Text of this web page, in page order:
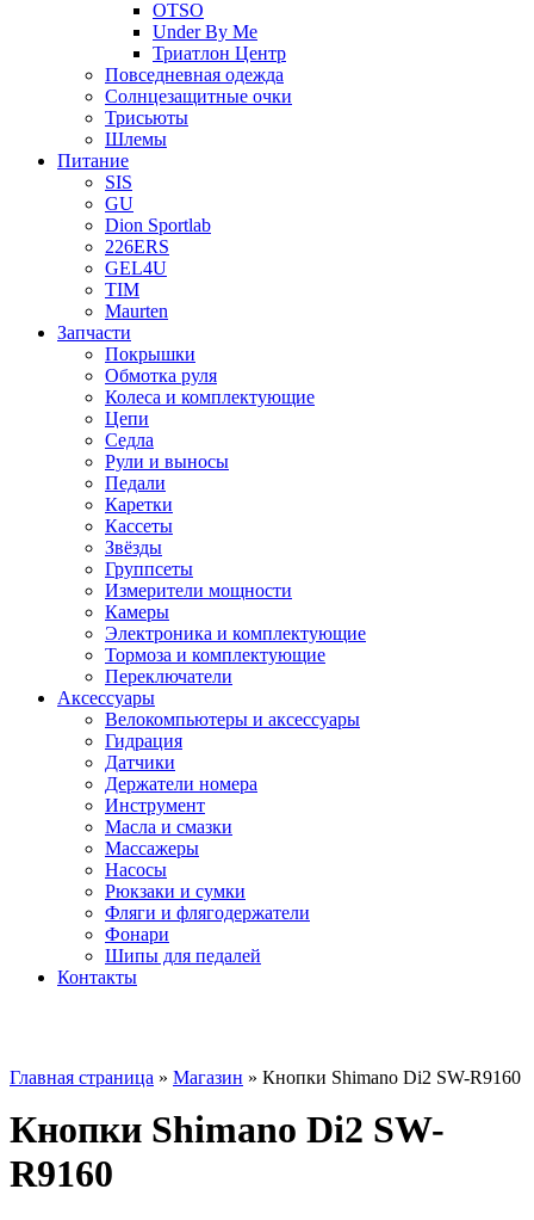
OTSO
Under By Me
Триатлон Центр
Повседневная одежда
Солнцезащитные очки
Трисьюты
Шлемы
Питание
SIS
GU
Dion Sportlab
226ERS
GEL4U
TIM
Maurten
Запчасти
Покрышки
Обмотка руля
Колеса и комплектующие
Цепи
Седла
Рули и выносы
Педали
Каретки
Кассеты
Звёзды
Группсеты
Измерители мощности
Камеры
Электроника и комплектующие
Тормоза и комплектующие
Переключатели
Аксессуары
Велокомпьютеры и аксессуары
Гидрация
Датчики
Держатели номера
Инструмент
Масла и смазки
Массажеры
Насосы
Рюкзаки и сумки
Фляги и флягодержатели
Фонари
Шипы для педалей
Контакты
Главная страница » Магазин » Кнопки Shimano Di2 SW-R9160
Кнопки Shimano Di2 SW-
R9160